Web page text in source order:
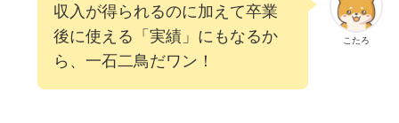
こたろ
収入が得られるのに加えて卒業
後に使える「実績」にもなるか
ら、一石二鳥だワン！